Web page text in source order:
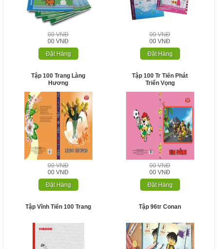
00 VNĐ
00 VNĐ
Đặt Hàng
00 VNĐ
00 VNĐ
Đặt Hàng
Tập 100 Trang Làng
Hương
00 VNĐ
00 VNĐ
Đặt Hàng
Tập 100 Tr Tiến Phát
Triển Vọng
00 VNĐ
00 VNĐ
Đặt Hàng
Tập Vĩnh Tiến 100 Trang Tập 96tr Conan